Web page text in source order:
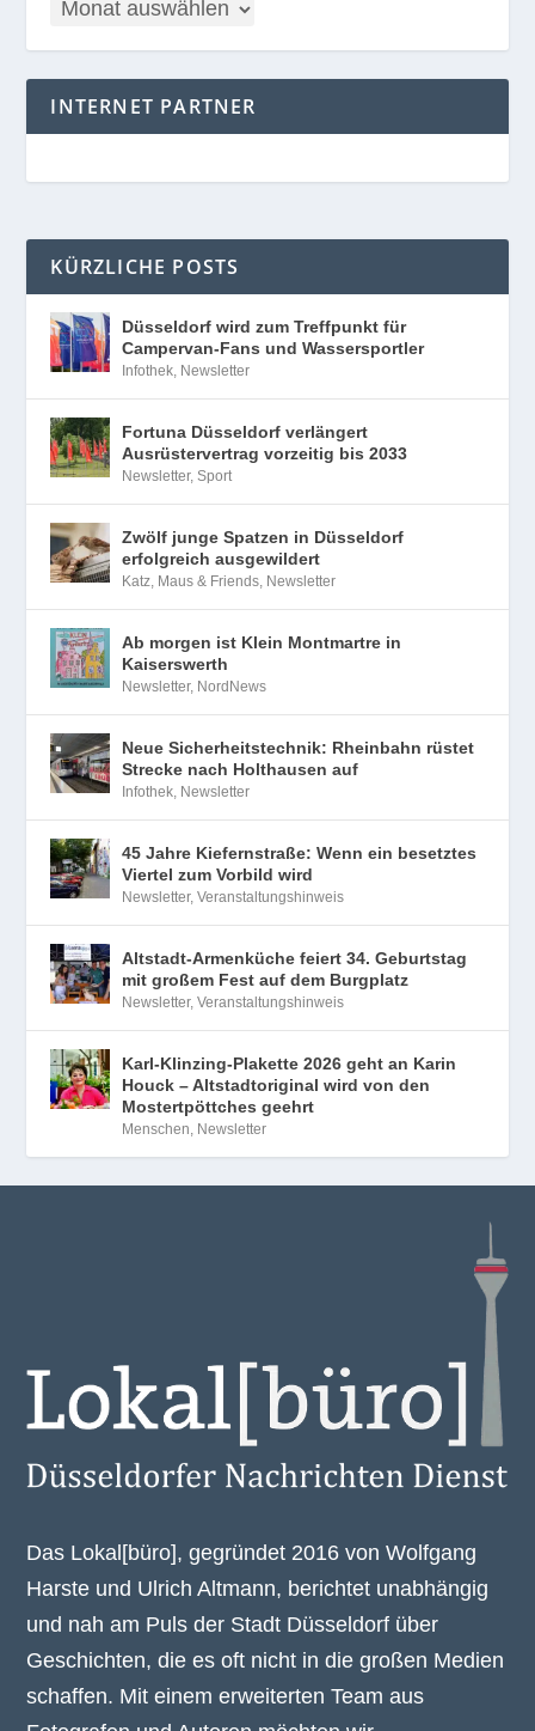
INTERNET PARTNER
KÜRZLICHE POSTS
Düsseldorf wird zum Treffpunkt für
Campervan-Fans und Wassersportler
Infothek, Newsletter
Fortuna Düsseldorf verlängert
Ausrüstervertrag vorzeitig bis 2033
Newsletter,Sport
Zwölf junge Spatzen in Düsseldorf
erfolgreich ausgewildert
Katz, Maus & Friends, Newsletter
Ab morgen ist Klein Montmartre in
Kaiserswerth
Newsletter, NordNews
Neue Sicherheitstechnik: Rheinbahn rüstet
Strecke nach Holthausen auf
Infothek, Newsletter
45 Jahre Kiefernstraße: Wenn ein besetztes
Viertel zum Vorbild wird
Newsletter,Veranstaltungshinweis
Altstadt-Armenküche feiert 34. Geburtstag
mit großem Fest auf dem Burgplatz
Newsletter,Veranstaltungshinweis
Karl-Klinzing-Plakette 2026 geht an Karin
Houck – Altstadtoriginal wird von den
Mostertpöttches geehrt
Menschen, Newsletter
Das Lokal[büro], gegründet 2016 von Wolfgang
Harste und Ulrich Altmann, berichtet unabhängig
und nah am Puls der Stadt Düsseldorf über
Geschichten, die es oft nicht in die großen Medien
schaffen. Mit einem erweiterten Team aus